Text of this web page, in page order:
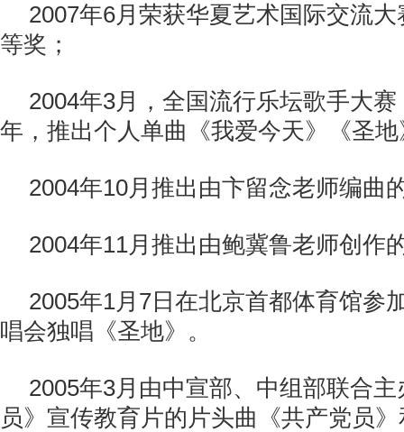
2007年6月荣获华夏艺术国际交流
等奖；
2004年3月，全国流行乐坛歌手大
年，推出个人单曲《我爱今天》《圣
2004年10月推出由卞留念老师编曲
2004年11月推出由鲍冀鲁老师创作
2005年1月7日在北京首都体育馆参
唱会独唱《圣地》。
2005年3月由中宣部、中组部联合
员》宣传教育片的片头曲《共产党员